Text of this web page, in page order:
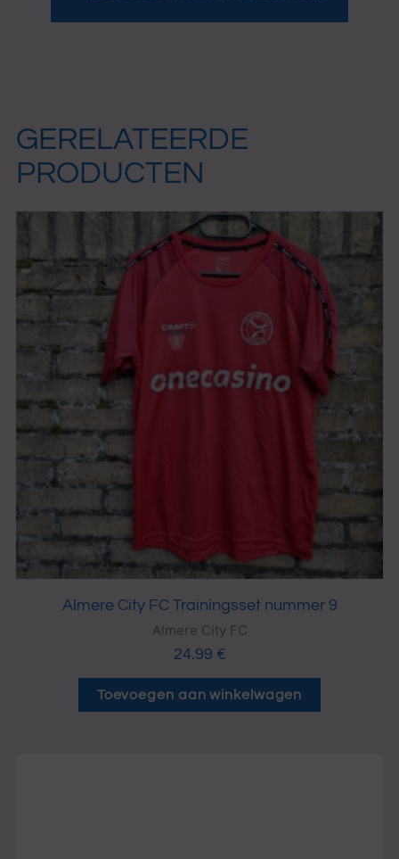
naam)
GERELATEERDE
PRODUCTEN
Almere City FC Trainingsset nummer 9
Almere City FC
24.99 €
Toevoegen aan winkelwagen